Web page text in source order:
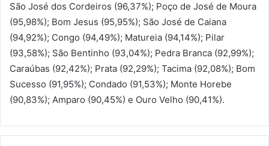
São José dos Cordeiros (96,37%); Poço de José de Moura
(95,98%); Bom Jesus (95,95%); São José de Caiana
(94,92%); Congo (94,49%); Matureia (94,14%); Pilar
(93,58%); São Bentinho (93,04%); Pedra Branca (92,99%);
Caraúbas (92,42%); Prata (92,29%); Tacima (92,08%); Bom
Sucesso (91,95%); Condado (91,53%); Monte Horebe
(90,83%); Amparo (90,45%) e Ouro Velho (90,41%).